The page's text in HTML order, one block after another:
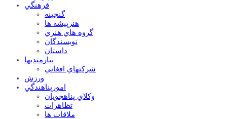
فرهنگي
گنجينه
هنرپيشه ها
گروه هاي هنري
نويسندگان
داستان
نيازمنديها
شرکتهاي افغاني
ورزش
امورپناهندگي
وکلاي پناهجويان
تظاهرات
ملاقات ها